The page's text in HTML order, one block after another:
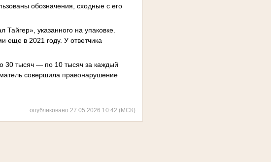
обозначения, сходные с его
указанного на упаковке.
еще в 2021 году. У ответчика
30 тысяч — по 10 тысяч за каждый
совершила правонарушение
опубликовано 27.05.2026 10:42 (МСК)